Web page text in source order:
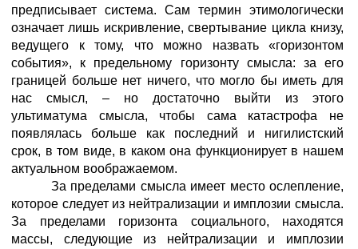
предписывает система. Сам термин этимологически
означает лишь искривление, свертывание цикла книзу,
ведущего к тому, что можно назвать «горизонтом
события», к предельному горизонту смысла: за его
границей больше нет ничего, что могло бы иметь для
нас смысл, – но достаточно выйти из этого
ультиматума смысла, чтобы сама катастрофа не
появлялась больше как последний и нигилистский
срок, в том виде, в каком она функционирует в нашем
актуальном воображаемом.
За пределами смысла имеет место ослепление,
которое следует из нейтрализации и имплозии смысла.
За пределами горизонта социального, находятся
массы, следующие из нейтрализации и имплозии